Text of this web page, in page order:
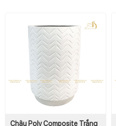
Chậu Poly Composite Trắng